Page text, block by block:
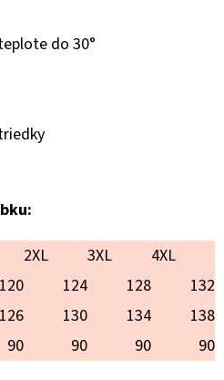
do 30°
2XL 3XL
4XL
120 124 128
132
126 130 134
138
90 90 90 90